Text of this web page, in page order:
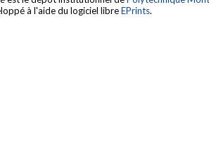
à l'aide du logiciel libreEPrints.